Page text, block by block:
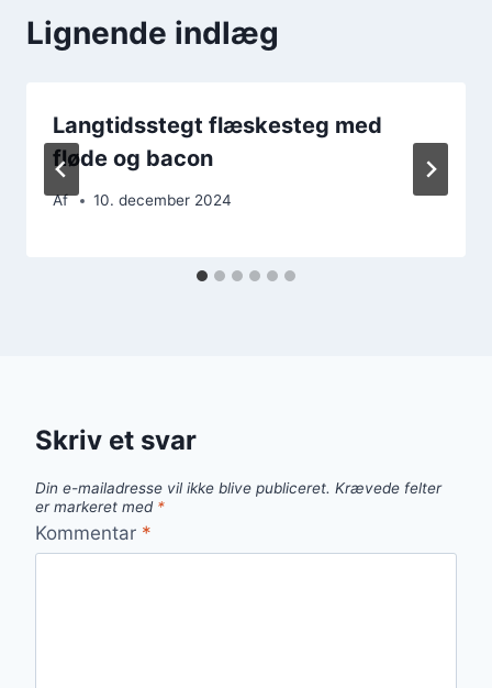
Lignende indlæg
Langtidsstegt flæskesteg med
fløde og bacon
Af 10. december 2024
Skriv et svar
Din e-mailadresse vil ikke blive publiceret. Krævede felter
er markeret med *
Kommentar *